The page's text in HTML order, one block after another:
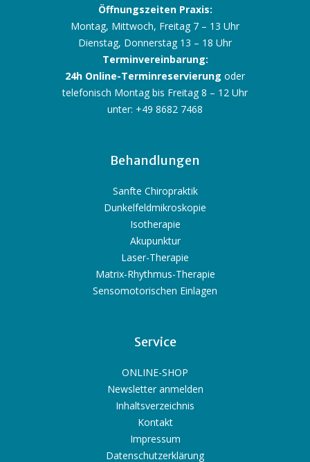
Öffnungszeiten Praxis:
Montag, Mittwoch, Freitag 7 – 13 Uhr
Dienstag, Donnerstag 13 – 18 Uhr
Terminvereinbarung:
24h Online-Terminreservierung oder
telefonisch Montag bis Freitag 8 – 12 Uhr
unter: +49 8682 7468
Behandlungen
Sanfte Chiropraktik
Dunkelfeldmikroskopie
Isotherapie
Akupunktur
Laser-Therapie
Matrix-Rhythmus-Therapie
Sensomotorischen Einlagen
Service
ONLINE-SHOP
Newsletter anmelden
Inhaltsverzeichnis
Kontakt
Impressum
Datenschutzerklärung